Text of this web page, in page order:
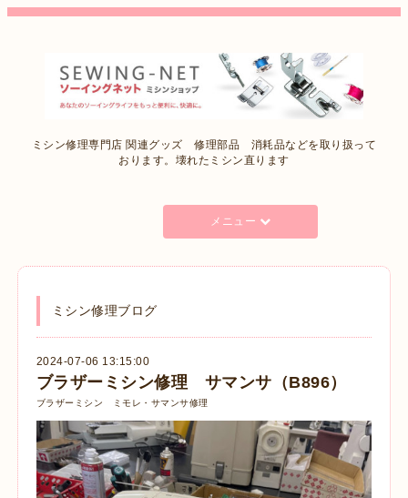
ミシン修理専門店 関連グッズ 修理部品 消耗品などを取り扱って
おります。壊れたミシン直ります
メニュー
ミシン修理ブログ
2024-07-06 13:15:00
ブラザーミシン修理 サマンサ（B896）
ブラザーミシン ミモレ・サマンサ修理